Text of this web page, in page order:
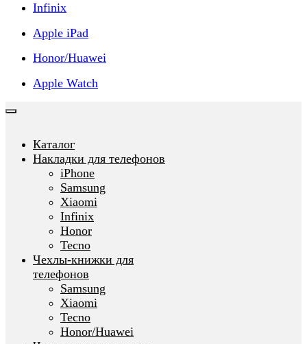
Infinix
Apple iPad
Honor/Huawei
Apple Watch
Каталог
Накладки для телефонов
iPhone
Samsung
Xiaomi
Infinix
Honor
Tecno
Чехлы-книжки для
телефонов
Samsung
Xiaomi
Tecno
Honor/Huawei